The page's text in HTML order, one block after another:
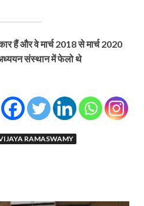
हैं और वे मार्च 2018 से मार्च 2020
संस्थान में फेलो थे
RAMASWAMY